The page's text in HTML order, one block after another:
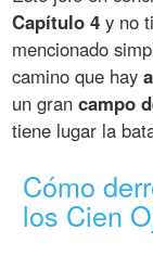
Capítulo 4 y no
mencionado
camino que hay
un grancampo
tiene lugar la
Cómo
los Cien